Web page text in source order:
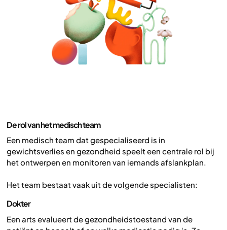
De rol van het medisch team
Een medisch team dat gespecialiseerd is in
gewichtsverlies en gezondheid speelt een centrale rol bij
het ontwerpen en monitoren van iemands afslankplan.
Het team bestaat vaak uit de volgende specialisten:
Dokter
Een arts evalueert de gezondheidstoestand van de